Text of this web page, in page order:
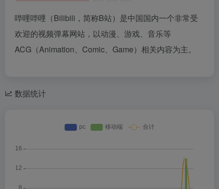
哔哩哔哩（Bilibili，简称B站）是中国国内一个非常受
欢迎的视频弹幕网站，以动漫、游戏、音乐等
ACG（Animation、Comic、Game）相关内容为主。
数据统计